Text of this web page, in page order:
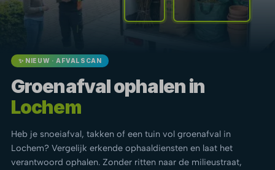
✨ NIEUW · AFVALSCAN
Groenafval ophalen in
Lochem
Heb je snoeiafval, takken of een tuin vol groenafval in
Lochem? Vergelijk erkende ophaaldiensten en laat het
verantwoord ophalen. Zonder ritten naar de milieustraat,